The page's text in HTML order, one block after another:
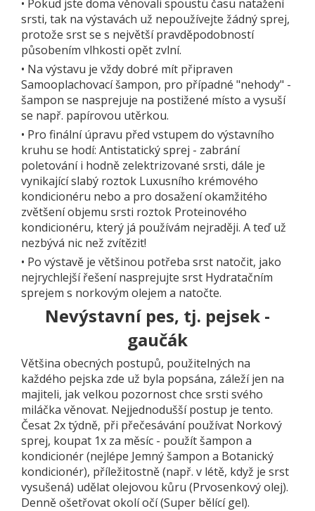
• Pokud jste doma věnovali spoustu času natažení
srsti, tak na výstavách už nepoužívejte žádný sprej,
protože srst se s největší pravděpodobností
působením vlhkosti opět zvlní.
• Na výstavu je vždy dobré mít připraven
Samooplachovací šampon, pro případné "nehody" -
šampon se nasprejuje na postižené místo a vysuší
se např. papírovou utěrkou.
• Pro finální úpravu před vstupem do výstavního
kruhu se hodí: Antistatický sprej - zabrání
poletování i hodně zelektrizované srsti, dále je
vynikající slabý roztok Luxusního krémového
kondicionéru nebo a pro dosažení okamžitého
zvětšení objemu srsti roztok Proteinového
kondicionéru, který já používám nejraději. A teď už
nezbývá nic než zvítězit!
• Po výstavě je většinou potřeba srst natočit, jako
nejrychlejší řešení nasprejujte srst Hydratačním
sprejem s norkovým olejem a natočte.
Nevýstavní pes, tj. pejsek -
gaučák
Většina obecných postupů, použitelných na
každého pejska zde už byla popsána, záleží jen na
majiteli, jak velkou pozornost chce srsti svého
miláčka věnovat. Nejjednodušší postup je tento.
Česat 2x týdně, při přečesávání používat Norkový
sprej, koupat 1x za měsíc - použít šampon a
kondicionér (nejlépe Jemný šampon a Botanický
kondicionér), příležitostně (např. v létě, když je srst
vysušená) udělat olejovou kůru (Prvosenkový olej).
Denně ošetřovat okolí očí (Super bělící gel).